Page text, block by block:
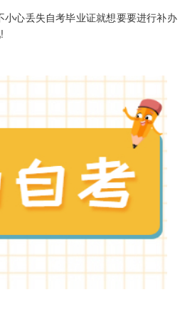
丢失自考毕业证就想要要进行补办